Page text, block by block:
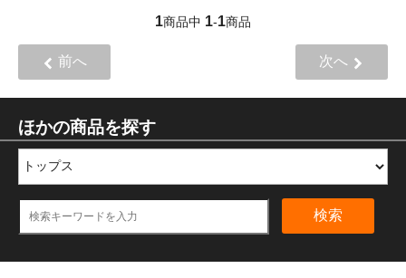
1商品中 1-1商品
前へ 次へ
ほかの商品を探す
検索